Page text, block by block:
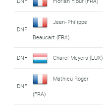
DNF
Jean-Philippe
Beaucart (FRA)
DNF Charel Meyers (LUX)
DNF
Mathieu Roger
(FRA)